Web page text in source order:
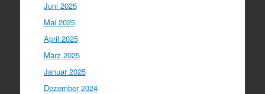
Juni 2025
Mai 2025
April 2025
März 2025
Januar 2025
Dezember 2024